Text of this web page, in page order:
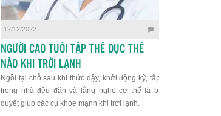
12/12/2022
NGƯỜI CAO TUỔI TẬP THỂ DỤC THẾ
NÀO KHI TRỜI LẠNH
Ngồi tại chỗ sau khi thức dậy, khởi động kỹ, tập
trong nhà đều đặn và lắng nghe cơ thể là bí
quyết giúp các cụ khỏe mạnh khi trời lạnh.